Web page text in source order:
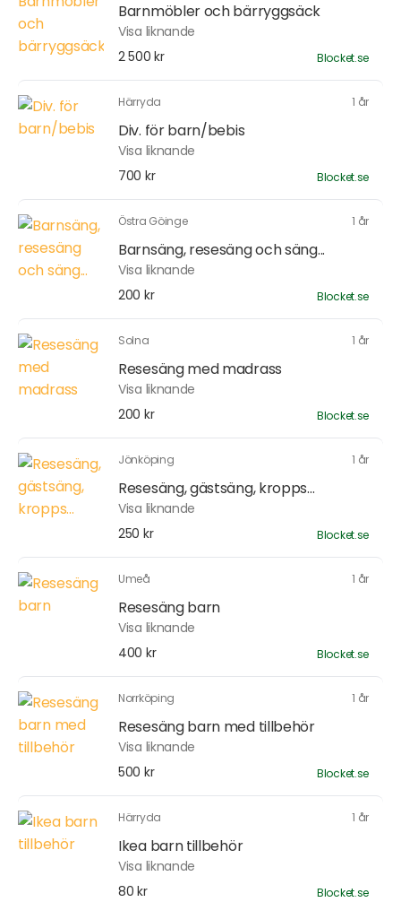
Barnmöbler och bärryggsäck
Visa liknande
2 500 kr
Blocket.se
Härryda 1 år
Div. för barn/bebis
Visa liknande
700 kr
Blocket.se
Östra Göinge 1 år
Barnsäng, resesäng och säng...
Visa liknande
200 kr
Blocket.se
Solna 1 år
Resesäng med madrass
Visa liknande
200 kr
Blocket.se
Jönköping 1 år
Resesäng, gästsäng, kropps...
Visa liknande
250 kr
Blocket.se
Umeå 1 år
Resesäng barn
Visa liknande
400 kr
Blocket.se
Norrköping 1 år
Resesäng barn med tillbehör
Visa liknande
500 kr
Blocket.se
Härryda 1 år
Ikea barn tillbehör
Visa liknande
80 kr
Blocket.se